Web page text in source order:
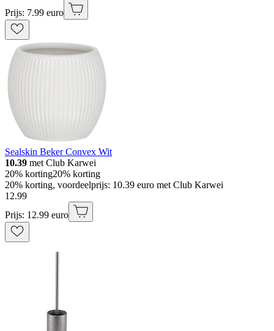
Prijs: 7.99 euro
Sealskin Beker Convex Wit
10.39 met Club Karwei
20% korting20% korting
20% korting, voordeelprijs: 10.39 euro met Club Karwei
12.99
Prijs: 12.99 euro